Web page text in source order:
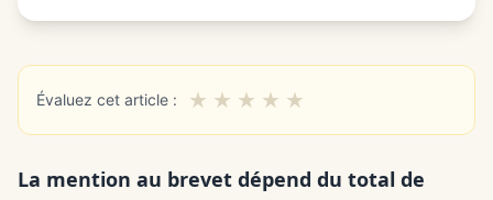
Évaluez cet article : ★ ★ ★ ★ ★
La mention au brevet dépend du total de